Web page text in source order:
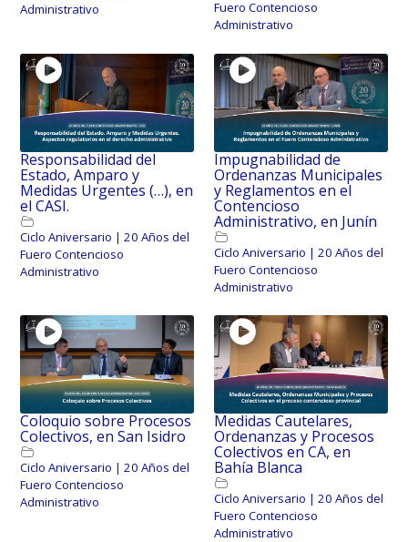
Administrativo
Fuero Contencioso
Administrativo
Responsabilidad del
Estado, Amparo y
Medidas Urgentes (…), en
el CASI.
Ciclo Aniversario | 20 Años del
Fuero Contencioso
Administrativo
Impugnabilidad de
Ordenanzas Municipales
y Reglamentos en el
Contencioso
Administrativo, en Junín
Ciclo Aniversario | 20 Años del
Fuero Contencioso
Administrativo
Coloquio sobre Procesos
Colectivos, en San Isidro
Ciclo Aniversario | 20 Años del
Fuero Contencioso
Administrativo
Medidas Cautelares,
Ordenanzas y Procesos
Colectivos en CA, en
Bahía Blanca
Ciclo Aniversario | 20 Años del
Fuero Contencioso
Administrativo